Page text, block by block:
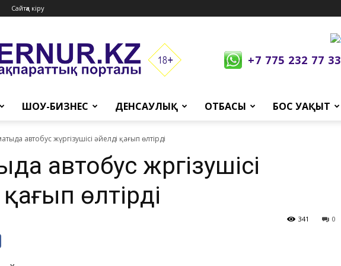
Сайтқа кіру
+7 775 232 77 33
ШОУ-БИЗНЕС ДЕНСАУЛЫҚ ОТБАСЫ БОС УАҚЫТ
автобус жүргізушісі әйелді қағып өлтірді
автобус жүргізушісі
өлтірді
0
341